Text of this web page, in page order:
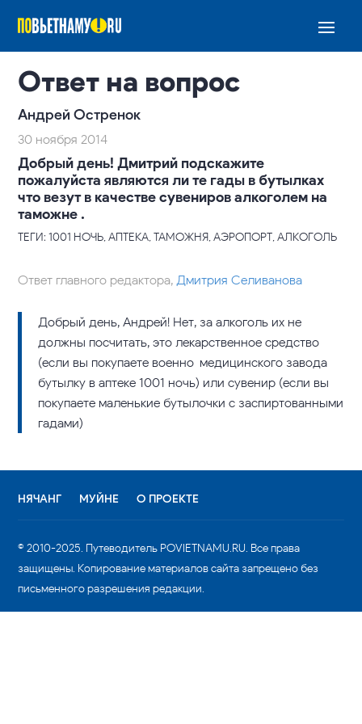
Ответ на вопрос
Андрей Остренок
30 ноября 2014
Добрый день! Дмитрий подскажите
пожалуйста являются ли те гады в бутылках
что везут в качестве сувениров алкоголем на
таможне .
ТЕГИ: 1001 НОЧЬ, АПТЕКА, ТАМОЖНЯ, АЭРОПОРТ, АЛКОГОЛЬ
Ответ главного редактора,Дмитрия Селиванова
Добрый день, Андрей! Нет, за алкоголь их не
должны посчитать, это лекарственное средство
(если вы покупаете военно-медицинского завода
бутылку в аптеке 1001 ночь) или сувенир (если вы
покупаете маленькие бутылочки с заспиртованными
гадами)
НЯЧАНГ МУЙНЕ О ПРОЕКТЕ
© 2010-2025. Путеводитель POVIETNAMU.RU. Все права
защищены. Копирование материалов сайта запрещено без
письменного разрешения редакции.